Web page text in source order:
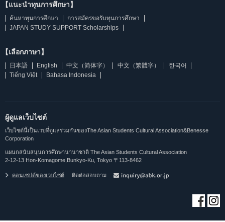
【แนะนำทุนการศึกษา】
ค้นหาทุนการศึกษา
การสมัครขอรับทุนการศึกษา
JAPAN STUDY SUPPORT Scholarships
【เลือกภาษา】
日本語 English 中文（简体字） 中文（繁體字）
한국어
Tiếng Việt
Bahasa Indonesia
ผู้ดูแลเว็บไซต์
เว็บไซต์นี้เป็นเวบที่ดูแลร่วมกันของThe Asian Students Cultural Association&Benesse
Corporation
แผนกสนับสนุนการศึกษานานาชาติ The Asian Students Cultural Association
2-12-13 Hon-Komagome,Bunkyo-Ku, Tokyo 〒113-8462
คอนเซปต์ของเวบไซต์ ติดต่อสอบถาม